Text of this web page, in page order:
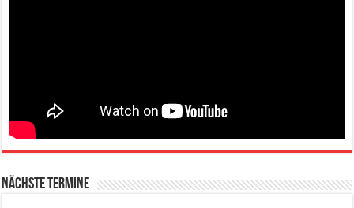
Nächste Termine